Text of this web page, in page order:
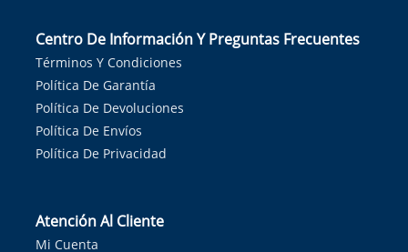
Centro De Información Y Preguntas Frecuentes
Términos Y Condiciones
Política De Garantía
Política De Devoluciones
Política De Envíos
Política De Privacidad
Atención Al Cliente
Mi Cuenta